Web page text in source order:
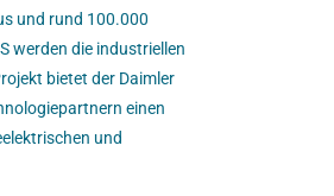
und rund 100.000
werden die industriellen
bietet der Daimler
einen
und